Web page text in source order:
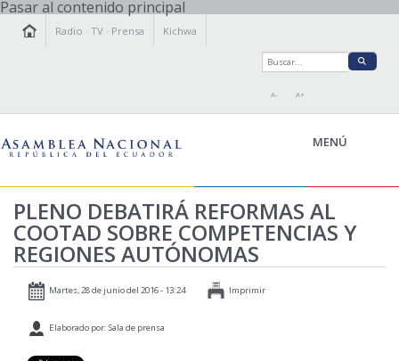
Pasar al contenido principal
Radio ·TV · Prensa Kichwa
A- A+
MENÚ
LA ASAMBLEA
LEGISLAMOS
FISCALIZAMOS
PRENSA
PARTICIPACIÓN
PLENO DEBATIRÁ REFORMAS AL
COOTAD SOBRE COMPETENCIAS Y
REGIONES AUTÓNOMAS
Martes, 28 de junio del 2016 - 13:24 Imprimir
Elaborado por: Sala de prensa